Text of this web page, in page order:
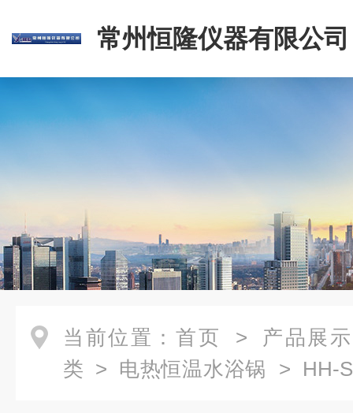
常州恒隆仪器有限公司
当前位置： 首页 > 产品展示
类 > 电热恒温水浴锅 > HH-